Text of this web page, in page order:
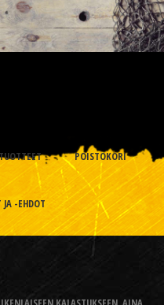
POISTOKORI
-EHDOT